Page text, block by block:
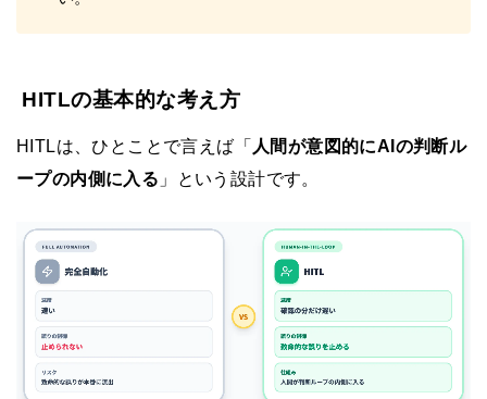
HITLの基本的な考え方
HITLは、ひとことで言えば「 人間が意図的にAIの判断ル
ープの内側に入る 」という設計です。